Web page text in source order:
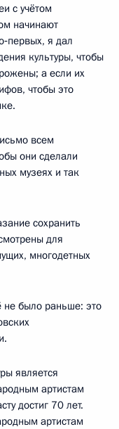
с учётом
начинают
я дал
культуры, чтобы
а если их
чтобы это
всем
они сделали
музеях и так
сохранить
для
многодетных
не было раньше: это
является
артистам
достиг 70 лет.
артистам